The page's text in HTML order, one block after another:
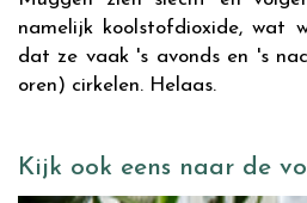
namelijk koolstofdioxide, wat
dat ze vaak 's avonds en 's
oren) cirkelen. Helaas.
Kijk ook eens naar de